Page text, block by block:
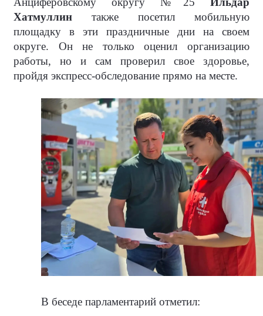
Хатмуллин также посетил мобильную
площадку в эти праздничные дни на своем
округе. Он не только оценил организацию
работы, но и сам проверил свое здоровье,
пройдя экспресс-обследование прямо на месте.
В беседе парламентарий отметил: